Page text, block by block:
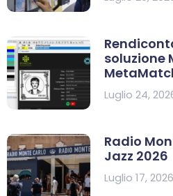
soluzione
Luglio 24,
Radio
Jazz 2026
Luglio 17, 2026